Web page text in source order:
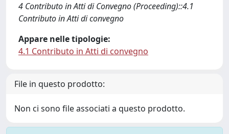
4 Contributo in Atti di Convegno (Proceeding)::4.1
Contributo in Atti di convegno
Appare nelle tipologie:
4.1 Contributo in Atti di convegno
File in questo prodotto:
Non ci sono file associati a questo prodotto.